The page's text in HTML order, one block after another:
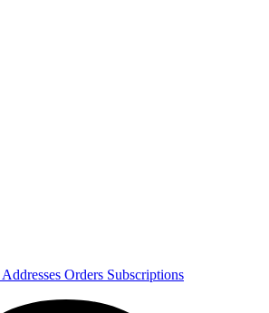
Addresses Orders Subscriptions